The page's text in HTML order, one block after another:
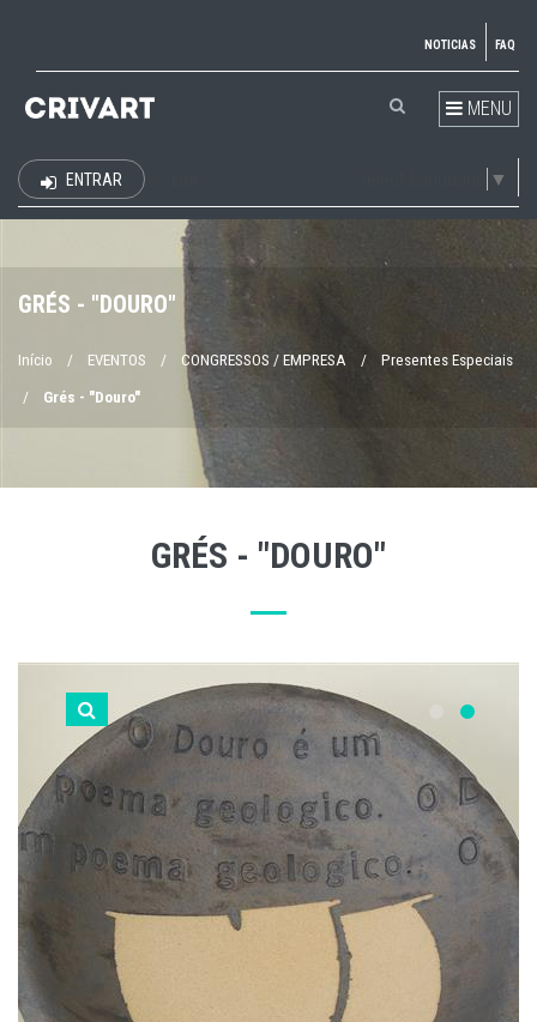
NOTICIAS FAQ
MENU
▼
ENTRAR
GRÉS - "DOURO"
Início / EVENTOS / CONGRESSOS / EMPRESA / Presentes Especiais
/ Grés - "Douro"
GRÉS - "DOURO"